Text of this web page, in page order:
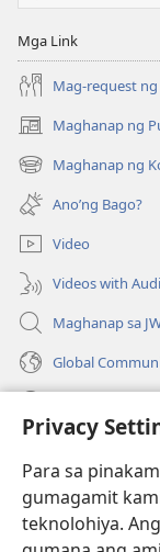
Privacy
Para sa
gumagamit
teknolohiya.
Mga Link
Mag-request
Maghanap ng
(may
bubukas
na
bagong
window)
Maghanap ng
(may
bubukas
na
bagong
window)
Ano’ng Bago?
Video
Videos with
Maghanap sa
Global
(may
na
bagong
Watchtower
(may